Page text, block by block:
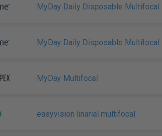
MyDay Daily Disposable Multifocal
MyDay Daily Disposable Multifocal
MyDay Multifocal
easyvision linarial multifocal